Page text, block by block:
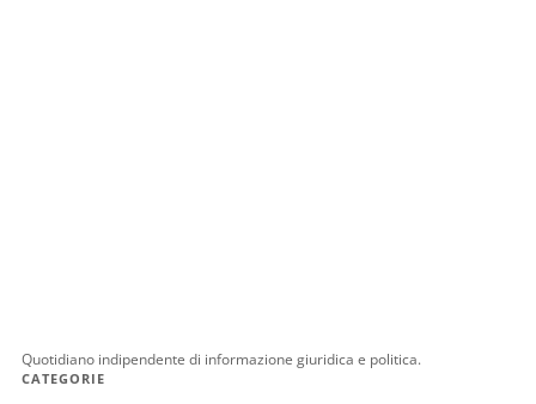
Quotidiano indipendente di informazione giuridica e politica.
CATEGORIE